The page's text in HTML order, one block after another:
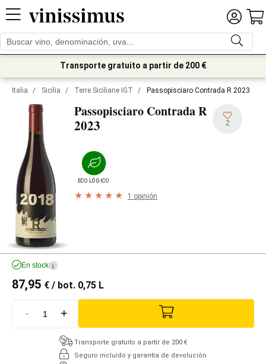
Transporte gratuito a partir de 200 €
Italia / Sicilia / Terre Siciliane IGT / Passopisciaro Contrada R 2023
Passopisciaro Contrada R
2023 2
ECOLÓGICO
1 opinión
En stock i
87,95 € / bot. 0,75 L
- +
Transporte gratuito a partir de 200 €
Seguro incluido y garantía de devolución